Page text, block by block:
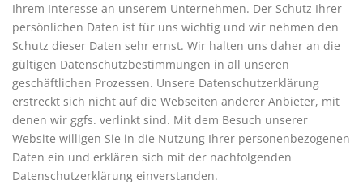
Ihrem Interesse an unserem Unternehmen. Der Schutz Ihrer
persönlichen Daten ist für uns wichtig und wir nehmen den
Schutz dieser Daten sehr ernst. Wir halten uns daher an die
gültigen Datenschutzbestimmungen in all unseren
geschäftlichen Prozessen. Unsere Datenschutzerklärung
erstreckt sich nicht auf die Webseiten anderer Anbieter, mit
denen wir ggfs. verlinkt sind. Mit dem Besuch unserer
Website willigen Sie in die Nutzung Ihrer personenbezogenen
Daten ein und erklären sich mit der nachfolgenden
Datenschutzerklärung einverstanden.